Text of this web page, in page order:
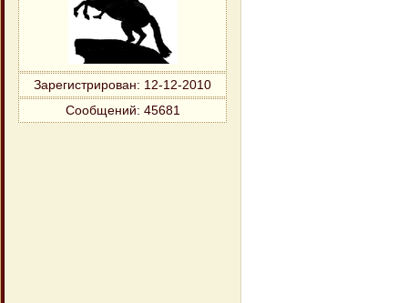
Зарегистрирован: 12-12-2010
Сообщений: 45681